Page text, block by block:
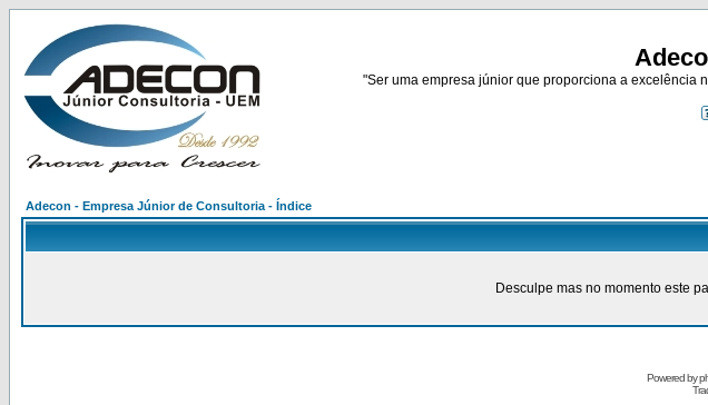
"Ser uma empresa júnior que proporciona a excelência
Adecon - Empresa Júnior de Consultoria - Índice
Desculpe mas no momento este
Powered by